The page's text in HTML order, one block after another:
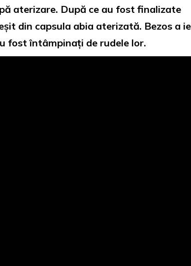
aterizare. După ce au fost finalizate
din capsula abia aterizată. Bezos a
fost întâmpinați de rudele lor.